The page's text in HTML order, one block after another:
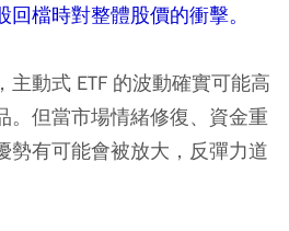
檔時對整體股價的衝擊。
動式 ETF 的波動確實可能高
。但當市場情緒修復、資金重
勢有可能會被放大，反彈力道